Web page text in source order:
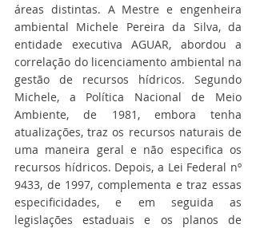
áreas distintas. A Mestre e engenheira
ambiental Michele Pereira da Silva, da
entidade executiva AGUAR, abordou a
correlação do licenciamento ambiental na
gestão de recursos hídricos. Segundo
Michele, a Política Nacional de Meio
Ambiente, de 1981, embora tenha
atualizações, traz os recursos naturais de
uma maneira geral e não especifica os
recursos hídricos. Depois, a Lei Federal nº
9433, de 1997, complementa e traz essas
especificidades, e em seguida as
legislações estaduais e os planos de